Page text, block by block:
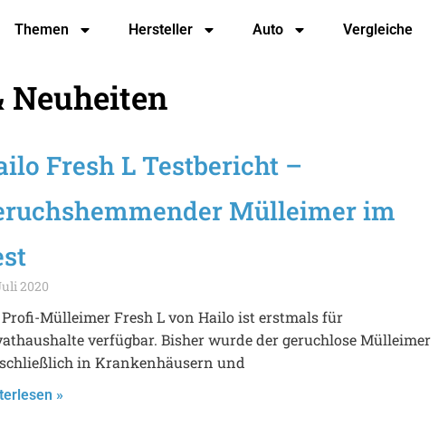
Themen Hersteller Auto Vergleiche
Fresh L Testbericht –
Mülleimer im
2020
Profi-Mülleimer Fresh L von Hailo ist erstmals für
verfügbar. Bisher wurde der geruchlose Mülleimer
in Krankenhäusern und
»